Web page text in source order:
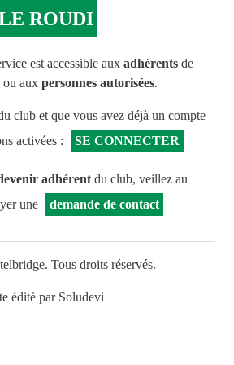
ROUDI
est accessible aux adhérents de
ou aux personnes autorisées.
club et que vous avez déjà un compte
activées :
SE CONNECTER
adhérent du club, veillez au
une
demande de contact
Tous droits réservés.
édité par Soludevi